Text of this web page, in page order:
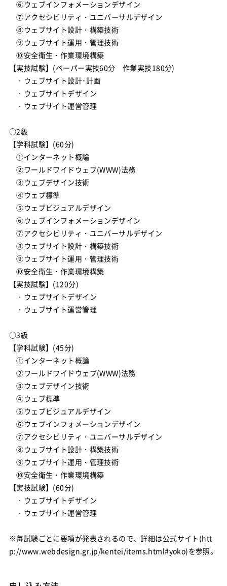
⑥ウェブインフォメーションデザイン
⑦アクセシビリティ・ユニバーサルデザイン
⑧ウェブサイト設計・構築技術
⑨ウェブサイト運用・管理技術
⑩安全衛生・作業環境構築
【実技試験】(ペーパー実技60分 作業実技180分)
・ウェブサイト設計･計画
・ウェブサイトデザイン
・ウェブサイト運営管理
○2級
【学科試験】(60分)
①インターネット概論
②ワールドワイドウェブ(WWW)法務
③ウェブデザイン技術
④ウェブ標準
⑤ウェブビジュアルデザイン
⑥ウェブインフォメーションデザイン
⑦アクセシビリティ・ユニバーサルデザイン
⑧ウェブサイト設計・構築技術
⑨ウェブサイト運用・管理技術
⑩安全衛生・作業環境構築
【実技試験】(120分)
・ウェブサイトデザイン
・ウェブサイト運営管理
○3級
【学科試験】(45分)
①インターネット概論
②ワールドワイドウェブ(WWW)法務
③ウェブデザイン技術
④ウェブ標準
⑤ウェブビジュアルデザイン
⑥ウェブインフォメーションデザイン
⑦アクセシビリティ・ユニバーサルデザイン
⑧ウェブサイト設計・構築技術
⑨ウェブサイト運用・管理技術
⑩安全衛生・作業環境構築
【実技試験】(60分)
・ウェブサイトデザイン
・ウェブサイト運営管理
※毎試験ごとに要項が発表されるので、詳細は公式サイト(htt
p://www.webdesign.gr.jp/kentei/items.html#yoko)を参照。